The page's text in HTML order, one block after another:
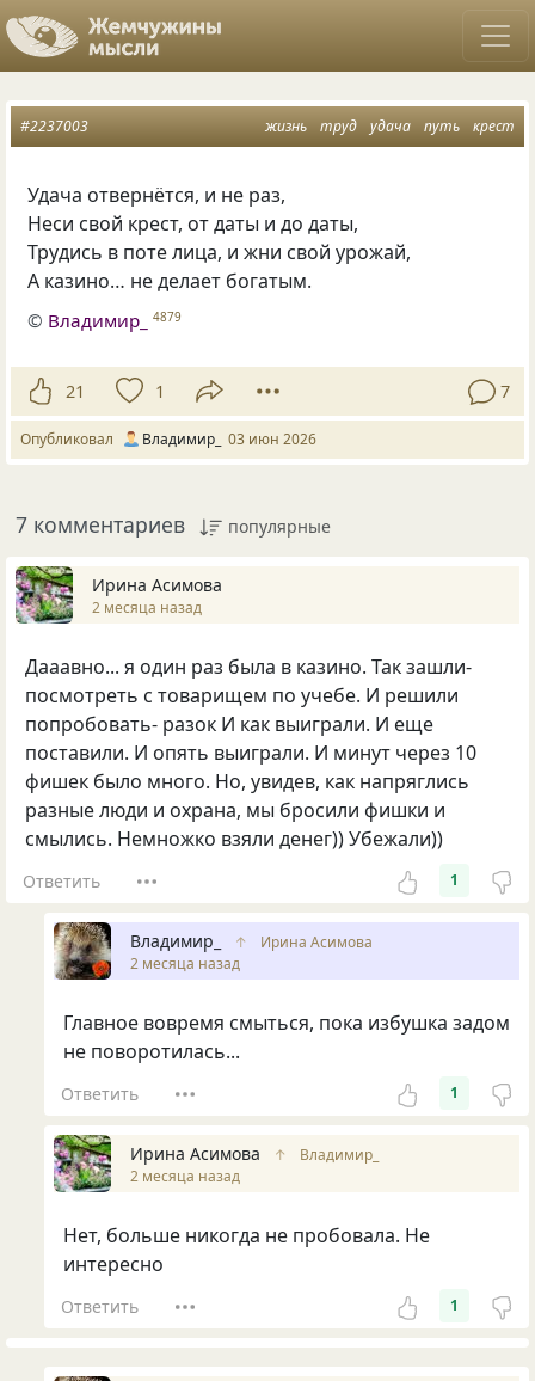
жизнь труд удача путь крест
#2237003
Удача отвернётся, и не раз,
Неси свой крест, от даты и до даты,
Трудись в поте лица, и жни свой урожай,
А казино… не делает богатым.
© Владимир_ 4879
21 1 7
Опубликовал Владимир_ 03 июн 2026
7 комментариев популярные
Ирина Асимова
2 месяца назад
Дааавно... я один раз была в казино. Так зашли-
посмотреть с товарищем по учебе. И решили
попробовать- разок И как выиграли. И еще
поставили. И опять выиграли. И минут через 10
фишек было много. Но, увидев, как напряглись
разные люди и охрана, мы бросили фишки и
смылись. Немножко взяли денег)) Убежали))
Ответить 1
Владимир_ ↑
Ирина Асимова
2 месяца назад
Главное вовремя смыться, пока избушка задом
не поворотилась...
Ответить 1
Ирина Асимова ↑
Владимир_
2 месяца назад
Нет, больше никогда не пробовала. Не
интересно
Ответить 1